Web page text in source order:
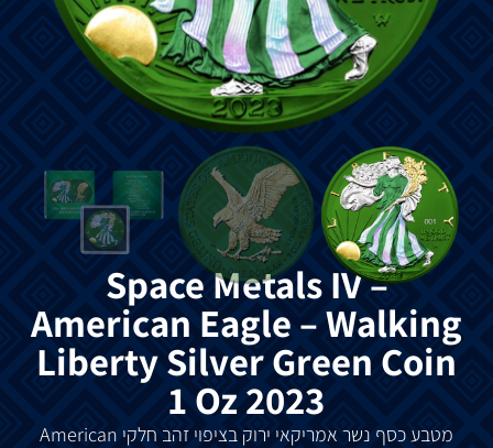
Space Metals IV –
American Eagle – Walking
Liberty Silver Green Coin
1 Oz 2023
מטבעכסף נשר אמריקאי ירוק בציפוי זהב חלקי American